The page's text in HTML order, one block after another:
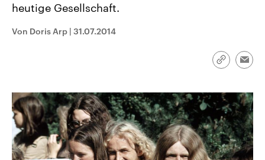
Bundesland von einer Koalition aus
Umfragen, Prognosen,
Wahlprogramme, aktuelle Berichte
heutige Gesellschaft.
Von Doris Arp | 31.07.2014
Link